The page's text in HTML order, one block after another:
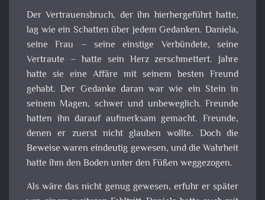
Der Vertrauensbruch, der ihn hierhergeführt hatte,
lag wie ein Schatten über jedem Gedanken. Daniela,
seine Frau – seine einstige Verbündete, seine
Vertraute – hatte sein Herz zerschmettert. Jahre
hatte sie eine Affäre mit seinem besten Freund
gehabt. Der Gedanke daran war wie ein Stein in
seinem Magen, schwer und unbeweglich. Freunde
hatten ihn darauf aufmerksam gemacht. Freunde,
denen er zuerst nicht glauben wollte. Doch die
Beweise waren eindeutig gewesen, und die Wahrheit
hatte ihm den Boden unter den Füßen weggezogen.
Als wäre das nicht genug gewesen, erfuhr er später